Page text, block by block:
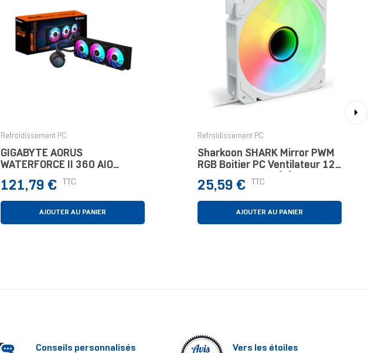
Refroidissement PC
GIGABYTE AORUS
WATERFORCE II 360 AIO
Refroidisseur Liquide Pour
Processeur - 3x Ventilateurs
ARGB De 120 Mm, Mécanisme
D'emboîte
Prix
121,79 € TTC
AJOUTER AU PANIER
Refroidissement PC
Sharkoon SHARK Mirror PWM
RGB Boitier PC Ventilateur 12
Cm Blanc 1 Pièce(s)
Prix
25,59 € TTC
AJOUTER AU PANIER
Conseils personnalisés Vers les étoiles